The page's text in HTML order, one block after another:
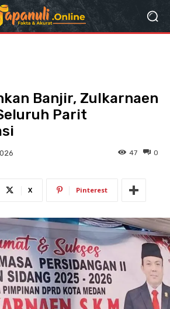
Banjir, Zulkarnaen
Parit
0
47
X Pinterest